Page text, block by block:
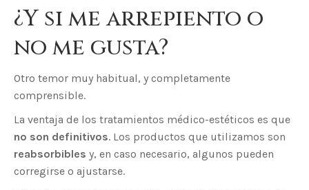
¿Y si me arrepiento o
no me gusta?
Otro temor muy habitual, y completamente
comprensible.
La ventaja de los tratamientos médico-estéticos es que
no son definitivos. Los productos que utilizamos son
reabsorbibles y, en caso necesario, algunos pueden
corregirse o ajustarse.